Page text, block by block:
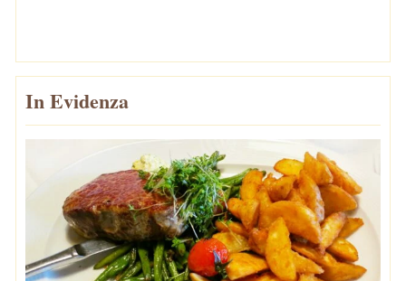
In Evidenza